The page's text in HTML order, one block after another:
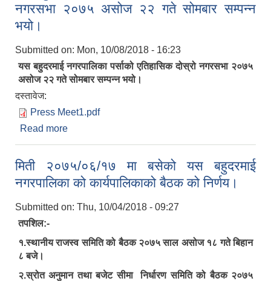
नगरसभा २०७५ असोज २२ गते सोमबार सम्पन्न
भयो।
Submitted on: Mon, 10/08/2018 - 16:23
यस बहुदरमाई नगरपालिका पर्साको एतिहासिक दोस्रो नगरसभा २०७५
असोज २२ गते सोमबार सम्पन्न भयो।
दस्तावेज:
Press Meet1.pdf
Read more
मिती २०७५/०६/१७ मा बसेको यस बहुदरमाई
नगरपालिका को कार्यपालिकाको बैठक को निर्णय।
Submitted on: Thu, 10/04/2018 - 09:27
तपशिल:-
१.स्थानीय राजस्व समिति को बैठक २०७५ साल असोज १८ गते बिहान
८ बजे।
२.स्रोत अनुमान तथा बजेट सीमा निर्धारण समिति को बैठक २०७५